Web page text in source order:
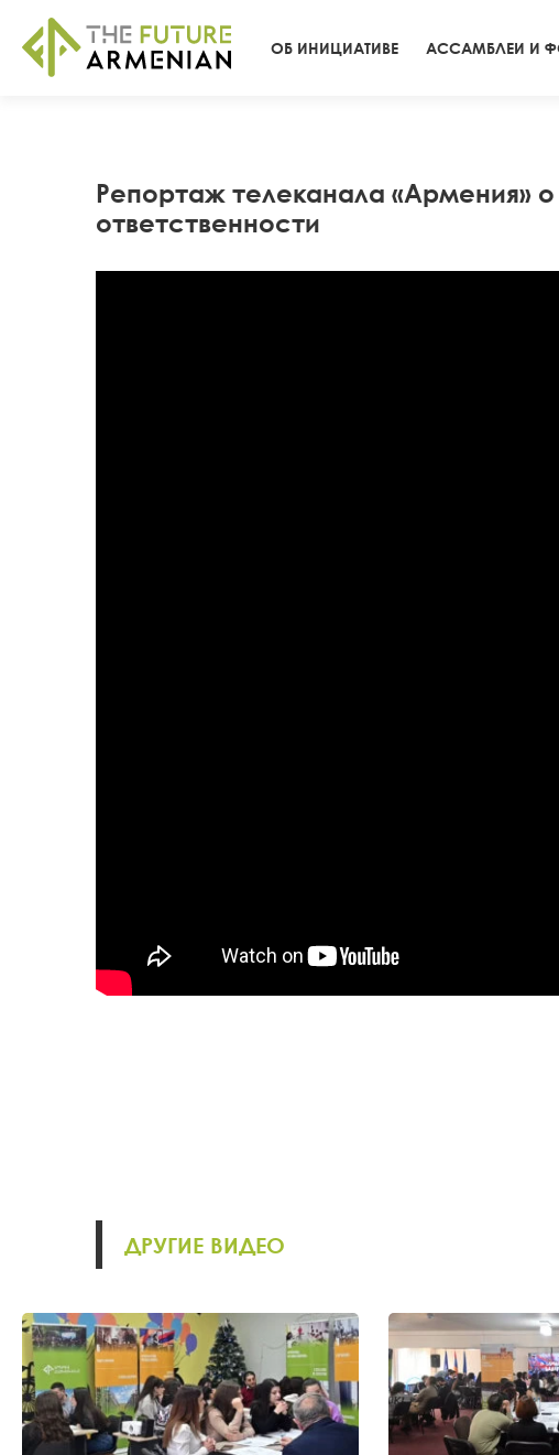
ОБ ИНИЦИАТИВЕ АССАМБЛЕИ И
Репортаж телеканала «Армения»
ответственности
ДРУГИЕ ВИДЕО